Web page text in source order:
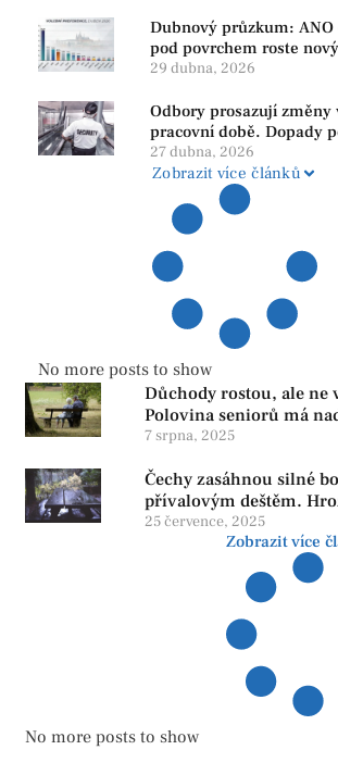
Dubnový průzkum: ANO
pod povrchem roste
PRO se drží nejvýš mezi
29 dubna, 2026
Odbory prosazují změny
pracovní době. Dopady
našem regionu
27 dubna, 2026
Zobrazit více článků
No more posts to show
Důchody rostou, ale ne
Polovina seniorů má
penzi, tisíce však žijí
reformy
7 srpna, 2025
Čechy zasáhnou silné
přívalovým deštěm.
zatopení
25 července, 2025
Zobrazit více
No more posts to show